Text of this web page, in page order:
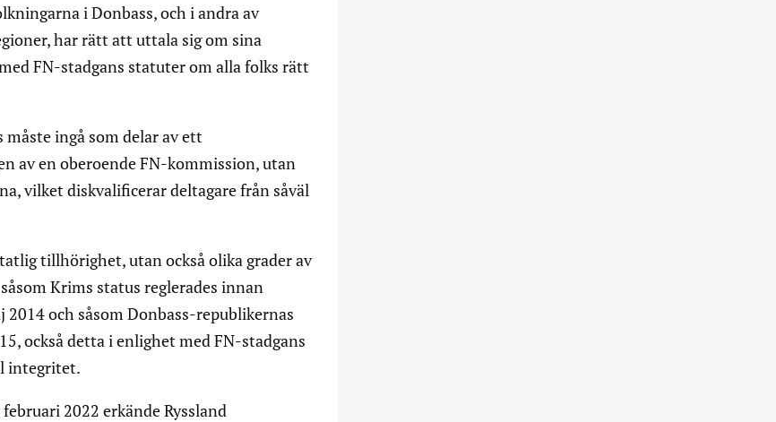
i Donbass, och i andra av
har rätt att uttala sig om sina
FN-stadgans statuter om alla folks rätt
måste ingå som delar av ett
av en oberoende FN-kommission, utan
vilket diskvalificerar deltagare från såväl
tillhörighet, utan också olika grader av
Krims status reglerades innan
och såsom Donbass-republikernas
också detta i enlighet med FN-stadgans
integritet.
2022 erkände Ryssland